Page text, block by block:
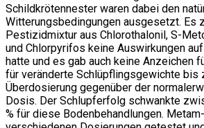
Schildkrötennester waren dabei den
Witterungsbedingungen ausgesetzt. Es
Pestizidmixtur aus Chlorothalonil, S-
und Chlorpyrifos keine Auswirkungen
hatte und es gab auch keine Anzeichen
für veränderte Schlüpflingsgewichte bis
Überdosierung gegenüber der
Dosis. Der Schlupferfolg schwankte
% für diese Bodenbehandlungen.